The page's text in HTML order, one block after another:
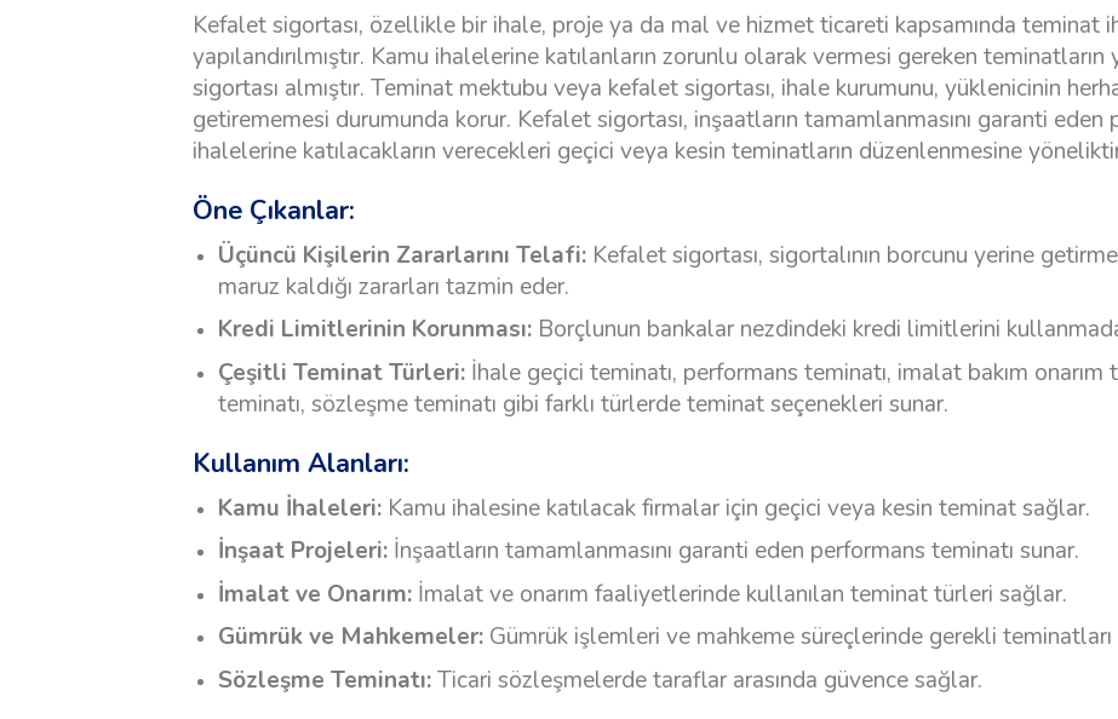
Kefalet sigortası, özellikle bir ihale, proje ya da mal ve hizmet ticareti kapsamında teminat
yapılandırılmıştır. Kamu ihalelerine katılanların zorunlu olarak vermesi gereken
sigortası almıştır. Teminat mektubu veya kefalet sigortası, ihale kurumunu, yüklenicinin
getirememesi durumunda korur. Kefalet sigortası, inşaatların tamamlanmasını garanti
ihalelerine katılacakların verecekleri geçici veya kesin teminatların düzenlenmesine
Öne Çıkanlar:
Üçüncü Kişilerin Zararlarını Telafi:Kefalet sigortası, sigortalının borcunu yerine
maruz kaldığı zararları tazmin eder.
Kredi Limitlerinin Korunması:Borçlunun bankalar nezdindeki kredi limitlerini
Çeşitli Teminat Türleri:İhale geçici teminatı, performans teminatı, imalat bakım onarım
teminatı, sözleşme teminatı gibi farklı türlerde teminat seçenekleri sunar.
Kullanım Alanları:
Kamu İhaleleri:Kamu ihalesine katılacak firmalar için geçici veya kesin teminat sağlar.
İnşaat Projeleri:İnşaatların tamamlanmasını garanti eden performans teminatı sunar.
İmalat ve Onarım:İmalat ve onarım faaliyetlerinde kullanılan teminat türleri sağlar.
Gümrük ve Mahkemeler:Gümrük işlemleri ve mahkeme süreçlerinde gerekli teminatları
Sözleşme Teminatı:Ticari sözleşmelerde taraflar arasında güvence sağlar.